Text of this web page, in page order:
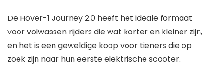
De Hover-1 Journey 2.0 heeft het ideale formaat
voor volwassen rijders die wat korter en kleiner zijn,
en het is een geweldige koop voor tieners die op
zoek zijn naar hun eerste elektrische scooter.